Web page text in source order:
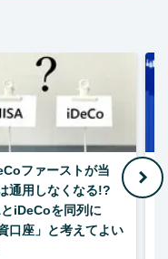
ファーストが当
通用しなくなる!?
iDeCoを同列に
口座」と考えてよい